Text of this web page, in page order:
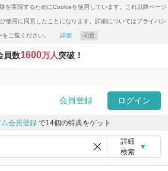
を実現するためにCookieを使用しています。これ以降ページ
使用に同意したことになります。詳細についてはプライバシ
をご覧ください。 詳細 同意
員数1600万人突破！
会員登録 ログイン
会員登録 で14個の特典をゲット
詳細
検索
▼